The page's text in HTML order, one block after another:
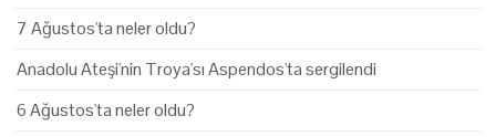
7 Ağustos'ta neler oldu?
Anadolu Ateşi'nin Troya'sı Aspendos'ta sergilendi
6 Ağustos'ta neler oldu?